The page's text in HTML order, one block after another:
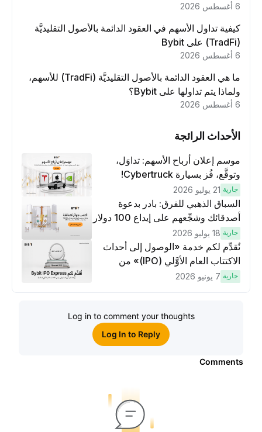
كيفية تداول الأسهم في العقود الدائمة بالأصول التقليديَّة
ما هي العقود الدائمة بالأصول التقليديَّة (TradFi) للأسهم،
ولماذا يتم تداولها على Bybit؟
الأحداث الرائجة
موسم إعلان أرباح الأسهم: تداوَل،
وتوقَّع، فُز بسيارة Cybertruck!
جارية 21 يوليو 2026
السباق الذهبي للفرق: بادر بدعوة
أصدقائك وشجِّعهم على إيداع 100 دولار
لكسَب مكافآت مُضاعَفة
جارية 18 يوليو 2026
نُقدِّم لكم خدمة «الوصول إلى أحداث
الاكتتاب العام الأوَّلي (IPO)» من
Bybit، بوابتك للوصول المبكر إلى فرص
جارية 7 يونيو 2026
Log in to comment your thoughts
Log In to Reply
Comments